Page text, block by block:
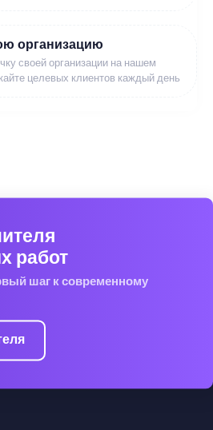
организацию
своей организации на нашем
целевых клиентов каждый день
работ
шаг к современному